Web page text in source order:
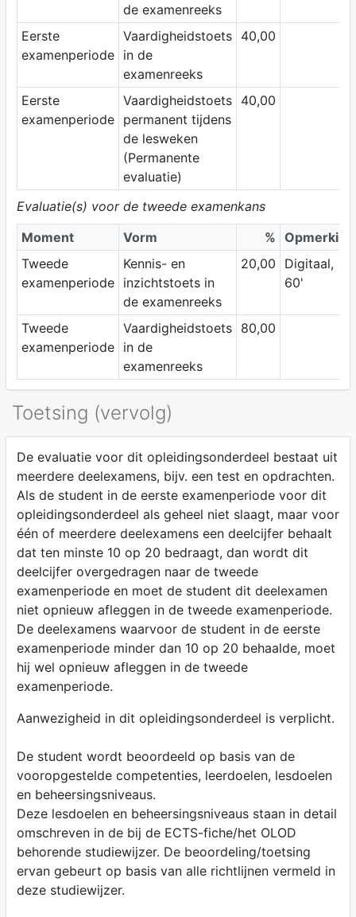
de examenreeks
Eerste
examenperiode
Vaardigheidstoets
in de
examenreeks
40,00
Eerste
examenperiode
Vaardigheidstoets
permanent tijdens
de lesweken
(Permanente
evaluatie)
40,00
Evaluatie(s) voor de tweede examenkans
Moment
Vorm % Opmerking
Tweede
examenperiode
Kennis- en
inzichtstoets in
de examenreeks
20,00
Digitaal,
60'
Tweede
examenperiode
Vaardigheidstoets
in de
examenreeks
80,00
Toetsing (vervolg)
De evaluatie voor dit opleidingsonderdeel bestaat uit
meerdere deelexamens, bijv. een test en opdrachten.
Als de student in de eerste examenperiode voor dit
opleidingsonderdeel als geheel niet slaagt, maar voor
één of meerdere deelexamens een deelcijfer behaalt
dat ten minste 10 op 20 bedraagt, dan wordt dit
deelcijfer overgedragen naar de tweede
examenperiode en moet de student dit deelexamen
niet opnieuw afleggen in de tweede examenperiode.
De deelexamens waarvoor de student in de eerste
examenperiode minder dan 10 op 20 behaalde, moet
hij wel opnieuw afleggen in de tweede
examenperiode.
Aanwezigheid in dit opleidingsonderdeel is verplicht.
De student wordt beoordeeld op basis van de
vooropgestelde competenties, leerdoelen, lesdoelen
en beheersingsniveaus.
Deze lesdoelen en beheersingsniveaus staan in detail
omschreven in de bij de ECTS-fiche/het OLOD
behorende studiewijzer. De beoordeling/toetsing
ervan gebeurt op basis van alle richtlijnen vermeld in
deze studiewijzer.